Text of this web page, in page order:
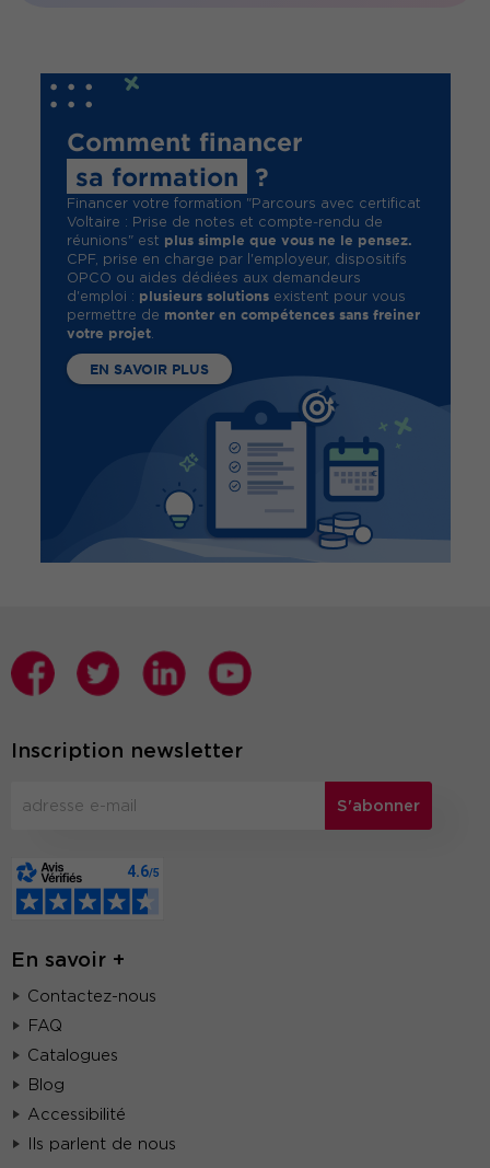
Comment financer
sa formation
?
Financer votre formation "Parcours avec certificat
Voltaire : Prise de notes et compte-rendu de
réunions" est plus simple que vous ne le pensez.
CPF, prise en charge par l'employeur, dispositifs
OPCO ou aides dédiées aux demandeurs
d'emploi : plusieurs solutionsexistent pour vous
permettre de monter en compétences sans freiner
votre projet.
EN SAVOIR PLUS
Inscription newsletter
S'abonner
En savoir +
Contactez-nous
FAQ
Catalogues
Blog
Accessibilité
Ils parlent de nous